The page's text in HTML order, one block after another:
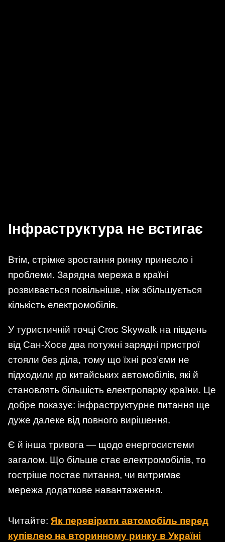
Інфраструктура не встигає
Втім, стрімке зростання ринку принесло і
проблеми. Зарядна мережа в країні
розвивається повільніше, ніж збільшується
кількість електромобілів.
У туристичній точці Croc Skywalk на південь
від Сан-Хосе два потужні зарядні пристрої
стояли без діла, тому що їхні роз’єми не
підходили до китайських автомобілів, які й
становлять більшість електропарку країни. Це
добре показує: інфраструктурне питання ще
дуже далеке від повного вирішення.
Є й інша тривога — щодо енергосистеми
загалом. Що більше стає електромобілів, то
гостріше постає питання, чи витримає
мережа додаткове навантаження.
Читайте: Як перевірити автомобіль перед
купівлею на вторинному ринку в Україні